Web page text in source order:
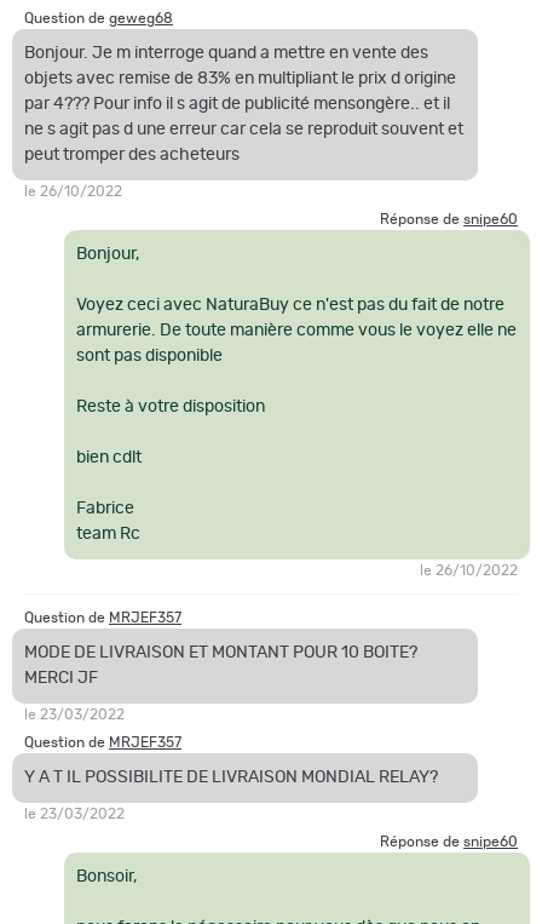
Question de geweg68
Bonjour. Je m interroge quand a mettre en vente des
objets avec remise de 83% en multipliant le prix d origine
par 4??? Pour info il s agit de publicité mensongère.. et il
ne s agit pas d une erreur car cela se reproduit souvent et
peut tromper des acheteurs
le 26/10/2022
Réponse de snipe60
Bonjour,
Voyez ceci avec NaturaBuy ce n'est pas du fait de notre
armurerie. De toute manière comme vous le voyez elle ne
sont pas disponible
Reste à votre disposition
bien cdlt
Fabrice
team Rc
le 26/10/2022
Question de MRJEF357
MODE DE LIVRAISON ET MONTANT POUR 10 BOITE?
MERCI JF
le 23/03/2022
Question de MRJEF357
Y A T IL POSSIBILITE DE LIVRAISON MONDIAL RELAY?
le 23/03/2022
Réponse de snipe60
Bonsoir,